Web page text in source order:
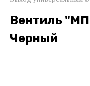
Вентиль
Черный